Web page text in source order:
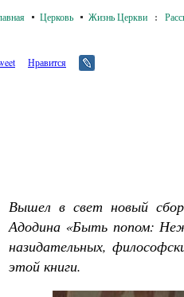
Церковь Жизнь Церкви :
Нравится
Вышел в свет новый
Адодина «Быть попом:
назидательных,
этой книги.